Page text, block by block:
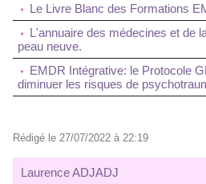
Le Livre Blanc des Formations
L'annuaire des médecines et de
peau neuve.
EMDR Intégrative: le Protocole
diminuer les risques de
Rédigé le 27/07/2022 à 22:19
Laurence ADJADJ